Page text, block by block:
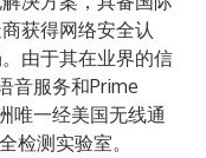
获得网络安全认
由于其在业界的信
音服务和Prime
唯一经美国无线通
检测实验室。